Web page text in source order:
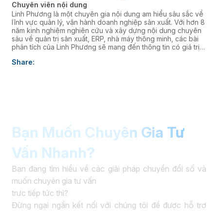
Chuyên viên nội dung
Linh Phương là một chuyên gia nội dung am hiểu sâu sắc về
lĩnh vực quản lý, vận hành doanh nghiệp sản xuất. Với hơn 8
năm kinh nghiệm nghiên cứu và xây dựng nội dung chuyên
sâu về quản trị sản xuất, ERP, nhà máy thông minh, các bài
phân tích của Linh Phương sẽ mang đến thông tin có giá trị
thúc đẩy chuyển đổi số. âaaa
Share:
Bạn Muốn Chuyên Gia Tư
Vấn Nhanh?
Bạn đang tìm hiểu về các giải pháp chuyển đổi số và
muốn chuyên gia tư vấn
trực tiếp tức thì?
Đừng ngại ngần kết nối với chúng tôi để được hỗ trợ